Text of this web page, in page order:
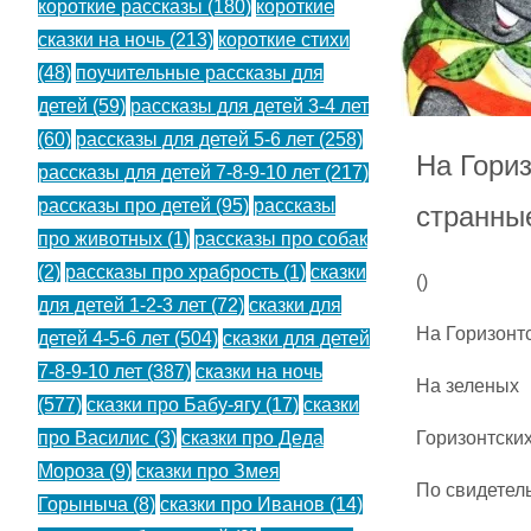
На
()
На
На зеленых
По
короткие рассказы (180) короткие
сказки на ночь (213) короткие стихи
(48) поучительные рассказы для
детей (59) рассказы для детей 3-4 лет
(60) рассказы для детей 5-6 лет (258)
рассказы для детей 7-8-9-10 лет (217)
рассказы про детей (95) рассказы
про животных (1) рассказы про собак
(2) рассказы про храбрость (1) сказки
для детей 1-2-3 лет (72) сказки для
детей 4-5-6 лет (504) сказки для детей
7-8-9-10 лет (387) сказки на ночь
(577) сказки про Бабу-ягу (17) сказки
про Василис (3) сказки про Деда
Мороза (9) сказки про Змея
Горыныча (8) сказки про Иванов (14)